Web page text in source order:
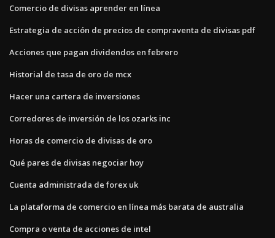
Comercio de divisas aprender en línea
Estrategia de acción de precios de compraventa de divisas pdf
Acciones que pagan dividendos en febrero
Historial de tasa de oro de mcx
Hacer una cartera de inversiones
Corredores de inversión de los ozarks inc
Horas de comercio de divisas de oro
Qué pares de divisas negociar hoy
Cuenta administrada de forex uk
La plataforma de comercio en línea más barata de australia
Compra o venta de acciones de intel